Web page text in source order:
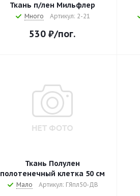
Ткань п/лен Мильфлер
Много Артикул: 2-21
530 ₽/пог.
Ткань Полулен
полотенечный клетка 50 см
Мало Артикул: ГЯпл50-ДВ